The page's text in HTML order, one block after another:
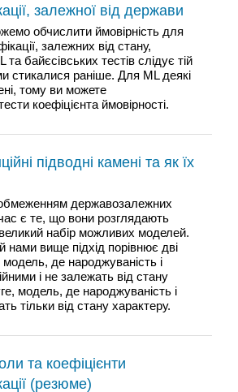
залежної від держави
обчислити ймовірність для
залежних від стану,
байєсівських тестів слідує тій
стикалися раніше. Для ML деякі
тому ви можете
коефіцієнта ймовірності.
підводні камені та як їх
державозалежних
є те, що вони розглядають
набір можливих моделей.
нами вище підхід порівнює дві
де народжуваність і
і не залежать від стану
модель, де народжуваність і
тільки від стану характеру.
та коефіцієнти
(резюме)